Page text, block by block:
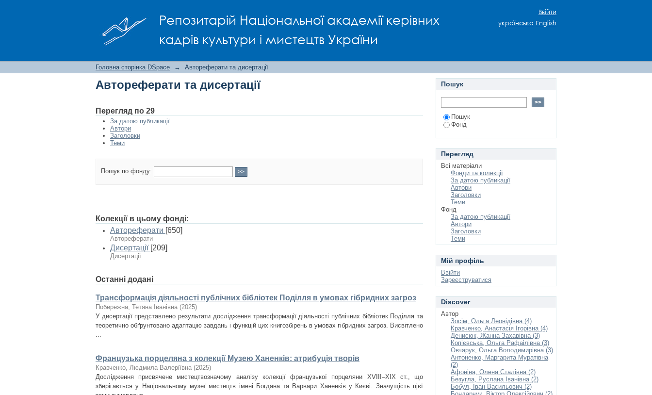
Репозитарій Національної академії керівних
кадрів культури і мистецтв України
Ввійти
українська English
Головна сторінка DSpace → Автореферати та дисертації
Автореферати та дисертації
Перегляд по 29
За датою публикації
Автори
Заголовки
Теми
Пошук по фонду:
Колекції в цьому фонді:
Автореферати [650]
Автореферати
Дисертації [209]
Дисертації
Останні додані
Трансформація діяльності публічних бібліотек Поділля в умовах гібридних загроз
Побережна, Тетяна Іванівна (2025)
У дисертації представлено результати дослідження трансформації діяльності публічних бібліотек Поділля та
теоретично обґрунтовано адаптацію завдань і функцій цих книгозбірень в умовах гібридних загроз. Висвітлено
...
Французька порцеляна з колекції Музею Ханенків: атрибуція творів
Кравченко, Людмила Валеріївна (2025)
Дослідження присвячене мистецтвозначому аналізу колекції французької порцеляни XVIII–XIX ст., що
зберігається у Національному музеї мистецтв імені Богдана та Варвари Ханенків у Києві. Значущість цієї
Пошук
Пошук
Фонд
Перегляд
Всі матеріали
Фонди та колекції
За датою публикації
Автори
Заголовки
Теми
Фонд
За датою публикації
Автори
Заголовки
Теми
Мій профіль
Ввійти
Зареєструватися
Discover
Автор
Зосім, Ольга Леонідівна (4)
Кравченко, Анастасія Ігорівна (4)
Денисюк, Жанна Захарівна (3)
Копієвська, Ольга Рафаілівна (3)
Овчарук, Ольга Володимирівна (3)
Антоненко, Маргарита Муратівна
(2)
Афоніна, Олена Сталівна (2)
Безугла, Руслана Іванівна (2)
Бобул, Іван Васильович (2)